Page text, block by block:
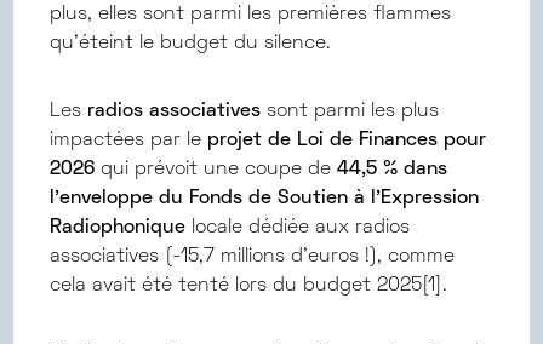
plus, elles sont parmi les premières flammes
qu’éteint le budget du silence.
Les radios associatives sont parmi les plus
impactées par le projet de Loi de Finances pour
2026 qui prévoit une coupe de44,5 % dans
l’enveloppe du Fonds de Soutien à l’Expression
Radiophonique locale dédiée aux radios
associatives (-15,7 millions d’euros !), comme
cela avait été tenté lors du budget 2025[1].